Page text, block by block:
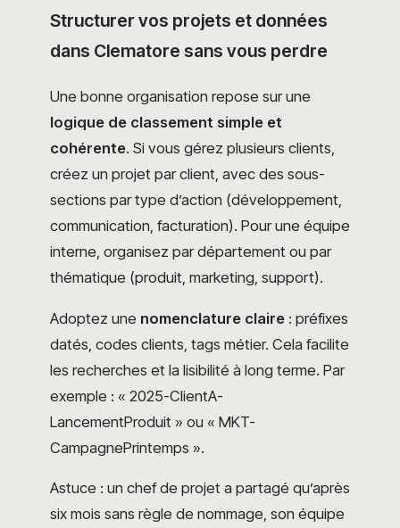
Structurer vos projets et données
dans Clematore sans vous perdre
Une bonne organisation repose sur une
logique de classement simple et
cohérente. Si vous gérez plusieurs clients,
créez un projet par client, avec des sous-
sections par type d’action (développement,
communication, facturation). Pour une équipe
interne, organisez par département ou par
thématique (produit, marketing, support).
Adoptez une nomenclature claire : préfixes
datés, codes clients, tags métier. Cela facilite
les recherches et la lisibilité à long terme. Par
exemple : « 2025-ClientA-
LancementProduit » ou « MKT-
CampagnePrintemps ».
Astuce : un chef de projet a partagé qu’après
six mois sans règle de nommage, son équipe